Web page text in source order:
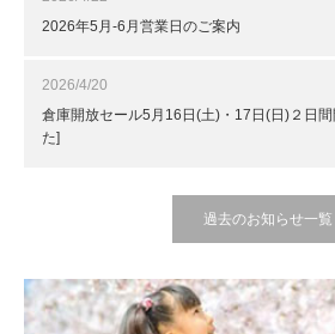
2026年5月-6月営業日のご案内
2026/4/20
倉庫開放セール5月16日(土)・17日(日)２日
た]
過去のお知らせ一覧